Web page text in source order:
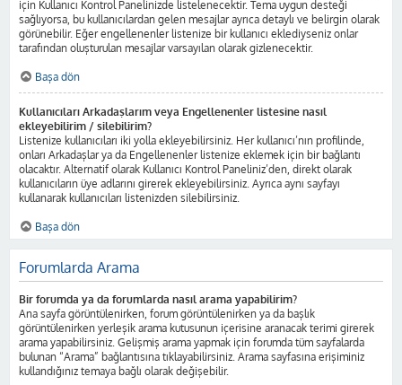
için Kullanıcı Kontrol Panelinizde listelenecektir. Tema uygun desteği
sağlıyorsa, bu kullanıcılardan gelen mesajlar ayrıca detaylı ve belirgin olarak
görünebilir. Eğer engellenenler listenize bir kullanıcı eklediyseniz onlar
tarafından oluşturulan mesajlar varsayılan olarak gizlenecektir.
Başa dön
Kullanıcıları Arkadaşlarım veya Engellenenler listesine nasıl
ekleyebilirim / silebilirim?
Listenize kullanıcıları iki yolla ekleyebilirsiniz. Her kullanıcı’nın profilinde,
onları Arkadaşlar ya da Engellenenler listenize eklemek için bir bağlantı
olacaktır. Alternatif olarak Kullanıcı Kontrol Paneliniz’den, direkt olarak
kullanıcıların üye adlarını girerek ekleyebilirsiniz. Ayrıca aynı sayfayı
kullanarak kullanıcıları listenizden silebilirsiniz.
Başa dön
Forumlarda Arama
Bir forumda ya da forumlarda nasıl arama yapabilirim?
Ana sayfa görüntülenirken, forum görüntülenirken ya da başlık
görüntülenirken yerleşik arama kutusunun içerisine aranacak terimi girerek
arama yapabilirsiniz. Gelişmiş arama yapmak için forumda tüm sayfalarda
bulunan “Arama” bağlantısına tıklayabilirsiniz. Arama sayfasına erişiminiz
kullandığınız temaya bağlı olarak değişebilir.